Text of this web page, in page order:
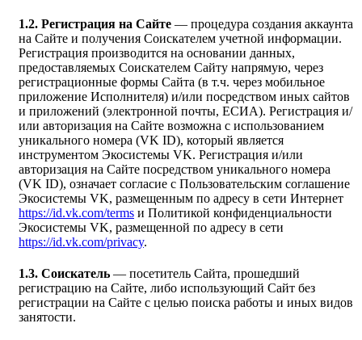
1.2. Регистрация на Сайте — процедура создания аккаунта
на Сайте и получения Соискателем учетной информации.
Регистрация производится на основании данных,
предоставляемых Соискателем Сайту напрямую, через
регистрационные формы Сайта (в т.ч. через мобильное
приложение Исполнителя) и/или посредством иных сайтов
и приложений (электронной почты, ЕСИА). Регистрация и/
или авторизация на Сайте возможна с использованием
уникального номера (VK ID), который является
инструментом Экосистемы VK. Регистрация и/или
авторизация на Сайте посредством уникального номера
(VK ID), означает согласие с Пользовательским соглашение
Экосистемы VK, размещенным по адресу в сети Интернет
https://id.vk.com/terms и Политикой конфиденциальности
Экосистемы VK, размещенной по адресу в сети
https://id.vk.com/privacy.
1.3. Соискатель — посетитель Сайта, прошедший
регистрацию на Сайте, либо использующий Сайт без
регистрации на Сайте с целью поиска работы и иных видов
занятости.